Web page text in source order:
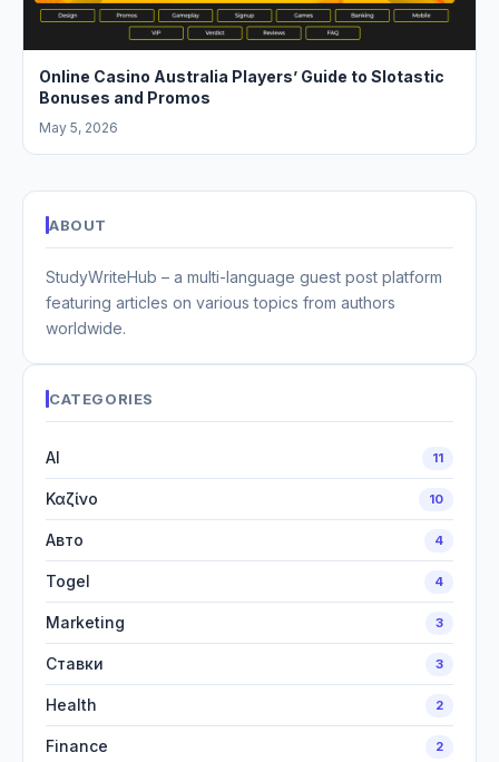
Online Casino Australia Players’ Guide to Slotastic
Bonuses and Promos
May 5, 2026
ABOUT
StudyWriteHub – a multi-language guest post platform
featuring articles on various topics from authors
worldwide.
CATEGORIES
AI 11
Καζίνο 10
Авто 4
Togel 4
Marketing 3
Ставки 3
Health 2
Finance 2